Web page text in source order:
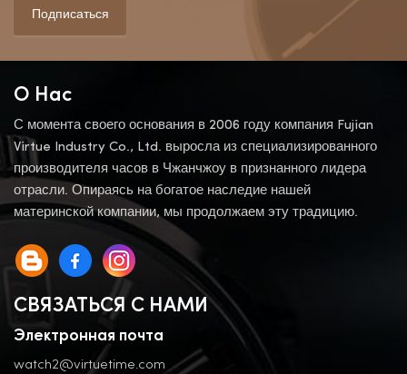
Подписаться
О Нас
С момента своего основания в 2006 году компания Fujian
Virtue Industry Co., Ltd. выросла из специализированного
производителя часов в Чжанчжоу в признанного лидера
отрасли. Опираясь на богатое наследие нашей
материнской компании, мы продолжаем эту традицию.
СВЯЗАТЬСЯ С НАМИ
Электронная почта
watch2@virtuetime.com